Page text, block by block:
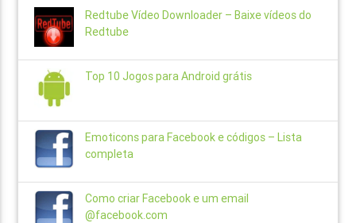
Redtube Vídeo Downloader – Baixe vídeos do
Redtube
Top 10 Jogos para Android grátis
Emoticons para Facebook e códigos – Lista
completa
Como criar Facebook e um email
@facebook.com